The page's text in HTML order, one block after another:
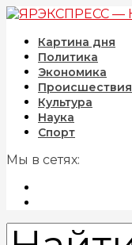
Картина дня
Политика
Экономика
Происшествия
Культура
Наука
Спорт
Мы в сетях: